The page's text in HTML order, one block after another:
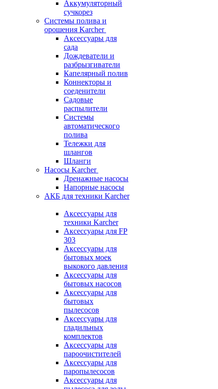
Аккумуляторный
сучкорез
Системы полива и
орошения Karcher
Аксессуары для
сада
Дождеватели и
разбрызгиватели
Капелярный полив
Коннекторы и
соеденители
Садовые
распылители
Системы
автоматического
полива
Тележки для
шлангов
Шланги
Насосы Karcher
Дренажные насосы
Напорные насосы
АКБ для техники Karcher
Аксессуары для
техники Karcher
Аксессуары для FP
303
Аксессуары для
бытовых моек
выкокого давления
Аксессуары для
бытовых насосов
Аксессуары для
бытовых
пылесосов
Аксессуары для
гладильных
комплектов
Аксессуары для
пароочистителей
Аксессуары для
паропылесосов
Аксессуары для